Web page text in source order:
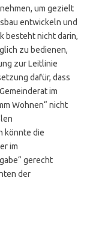
um gezielt
entwickeln und
besteht nicht darin,
zu bedienen,
zur Leitlinie
dafür, dass
im
Wohnen“ nicht
könnte die
im
gerecht
der